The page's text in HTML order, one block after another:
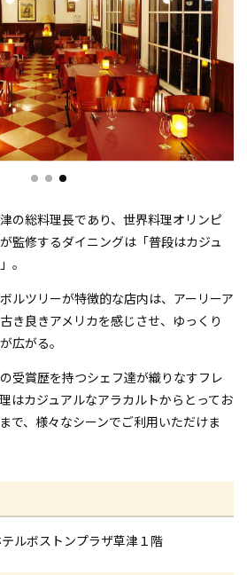
の総料理長であり、世界料理オリンピ
監修するダイニングは「普段はカジュ
。
ルツリーが特徴的な店内は、アーリーア
き良きアメリカを感じさせ、ゆっくり
広がる。
受賞歴を持つシェフ達が織りなすフレ
はカジュアルなアラカルトからとってお
で、様々なシーンでご利用いただけま
ルボストンプラザ草津１階